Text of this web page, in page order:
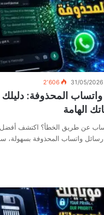
31/05/2026 2٬606
واتساب المحذوفة:
الهامة
عن طريق الخطأ؟ اكتشف
رسائل واتساب المحذوفة بسهولة،